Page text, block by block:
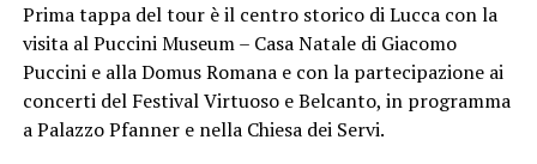
Prima tappa del tour è il centro storico di Lucca con la
visita al Puccini Museum – Casa Natale di Giacomo
Puccini e alla Domus Romana e con la partecipazione ai
concerti del Festival Virtuoso e Belcanto, in programma
a Palazzo Pfanner e nella Chiesa dei Servi.